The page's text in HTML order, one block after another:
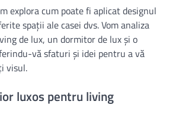
explora cum poate fi aplicat designul
spații ale casei dvs. Vom analiza
de lux, un dormitor de lux și o
vă sfaturi și idei pentru a vă
visul.
luxos pentru living